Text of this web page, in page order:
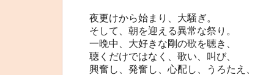
夜更けから始まり、大騒ぎ。
そして、朝を迎える異常な祭り。
一晩中、大好きな剛の歌を聴き、
聴くだけではなく、歌い、叫び、
興奮し、発奮し、心配し、うろたえ、